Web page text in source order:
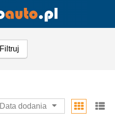
Filtruj
Data dodania